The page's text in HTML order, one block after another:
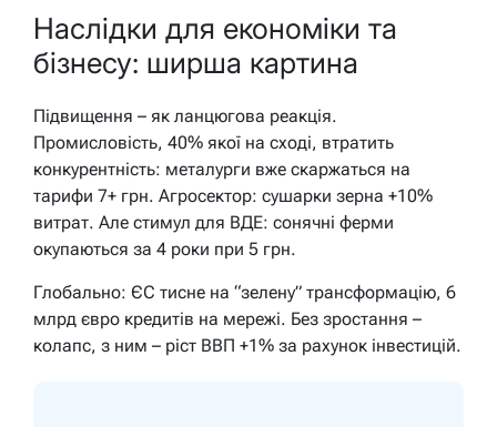
Наслідки для економіки та
бізнесу: ширша картина
Підвищення – як ланцюгова реакція.
Промисловість, 40% якої на сході, втратить
конкурентність: металурги вже скаржаться на
тарифи 7+ грн. Агросектор: сушарки зерна +10%
витрат. Але стимул для ВДЕ: сонячні ферми
окупаються за 4 роки при 5 грн.
Глобально: ЄС тисне на “зелену” трансформацію, 6
млрд євро кредитів на мережі. Без зростання –
колапс, з ним – ріст ВВП +1% за рахунок інвестицій.